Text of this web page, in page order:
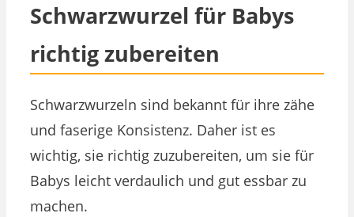
Schwarzwurzel für Babys
richtig zubereiten
Schwarzwurzeln sind bekannt für ihre zähe
und faserige Konsistenz. Daher ist es
wichtig, sie richtig zuzubereiten, um sie für
Babys leicht verdaulich und gut essbar zu
machen.